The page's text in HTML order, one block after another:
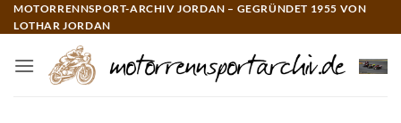
Zum
Inhalt
MOTORRENNSPORT-ARCHIV JORDAN – GEGRÜNDET 1955 VON
LOTHAR JORDAN